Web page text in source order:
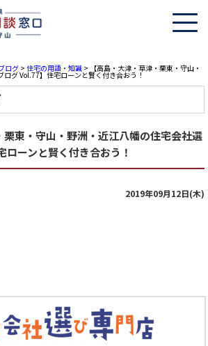
ログ > 住宅の用語・知識 > 【高島・大津・草津・栗東・守山・
グ Vol.77】住宅ローンと賢く付き合おう！
栗東・守山・野洲・近江八幡の住宅会社選
ーンと賢く付き合おう！
2019年09月12日(木)